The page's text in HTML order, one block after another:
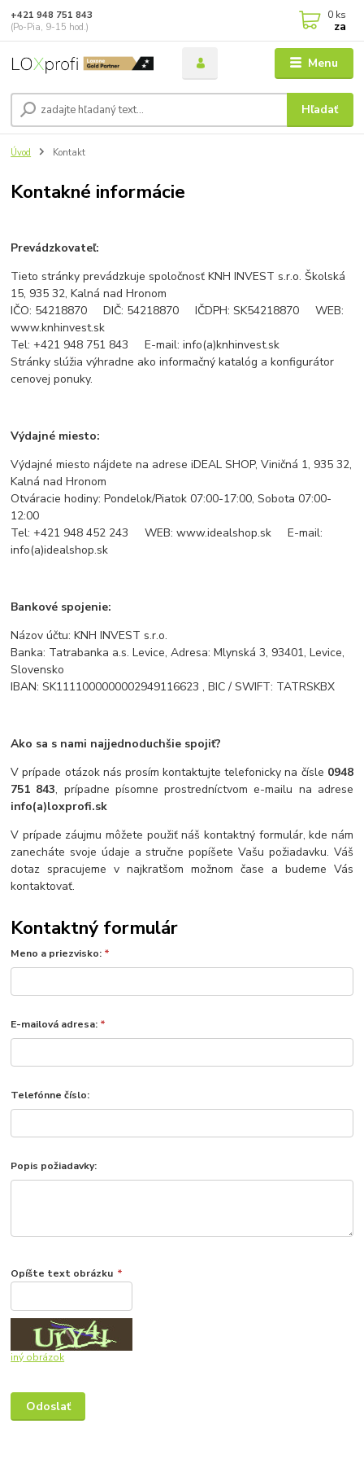
Menu
Hľadať
+421 948 751 843
(Po-Pia, 9-15 hod.)
0 ks
za
Úvod Kontakt
Kontakné informácie
Prevádzkovateľ:
Tieto stránky prevádzkuje spoločnosť KNH INVEST s.r.o. Školská
15, 935 32, Kalná nad Hronom
IČO: 54218870 DIČ: 54218870 IČDPH: SK54218870 WEB:
www.knhinvest.sk
Tel: +421 948 751 843 E-mail: info(a)knhinvest.sk
Stránky slúžia výhradne ako informačný katalóg a konfigurátor
cenovej ponuky.
Výdajné miesto:
Výdajné miesto nájdete na adrese iDEAL SHOP, Viničná 1, 935 32,
Kalná nad Hronom
Otváracie hodiny: Pondelok/Piatok 07:00-17:00, Sobota 07:00-
12:00
Tel: +421 948 452 243 WEB: www.idealshop.sk E-mail:
info(a)idealshop.sk
Bankové spojenie:
Názov účtu: KNH INVEST s.r.o.
Banka: Tatrabanka a.s. Levice, Adresa: Mlynská 3, 93401, Levice,
Slovensko
IBAN: SK1111000000002949116623 , BIC / SWIFT: TATRSKBX
Ako sa s nami najjednoduchšie spojiť?
V prípade otázok nás prosím kontaktujte telefonicky na čísle 0948
751 843, prípadne písomne prostredníctvom e-mailu na adrese
info(a)loxprofi.sk
V prípade záujmu môžete použiť náš kontaktný formulár, kde nám
zanecháte svoje údaje a stručne popíšete Vašu požiadavku. Váš
dotaz spracujeme v najkratšom možnom čase a budeme Vás
kontaktovať.
Kontaktný formulár
Meno a priezvisko: *
E-mailová adresa: *
Telefónne číslo:
Popis požiadavky:
Opíšte text obrázku *
iný obrázok